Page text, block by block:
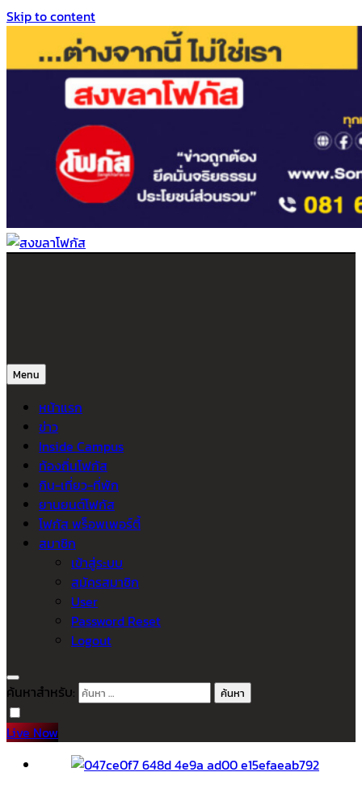
Skip to content
Menu
หน้าแรก
ข่าว
Inside Campus
ท้องถิ่นโฟกัส
กิน-เที่ยว-ที่พัก
ยานยนต์โฟกัส
โฟกัส พร็อพเพอร์ตี้
สมาชิก
เข้าสู่ระบบ
สมัครสมาชิก
User
Password Reset
Logout
ค้นหาสำหรับ:
Live Now